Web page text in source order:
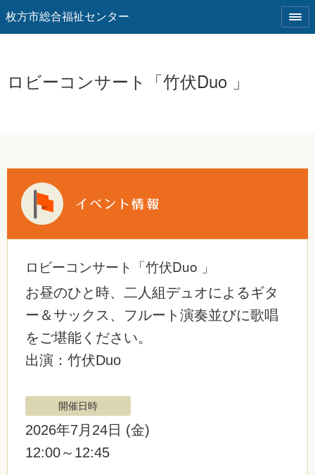
枚方市総合福祉センター
ロビーコンサート「竹伏Duo 」
ロビーコンサート「竹伏Duo 」
お昼のひと時、二人組デュオによるギタ
ー＆サックス、フルート演奏並びに歌唱
をご堪能ください。
出演：竹伏Duo
開催日時
2026年7月24日 (金)
12:00～12:45